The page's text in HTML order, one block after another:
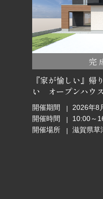
完
『家が愉しい』帰
い オープンハウス
開催期間
2026年8
開催時間
10:00～
開催場所
滋賀県草